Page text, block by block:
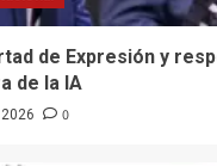
de Expresión y
de la IA
0